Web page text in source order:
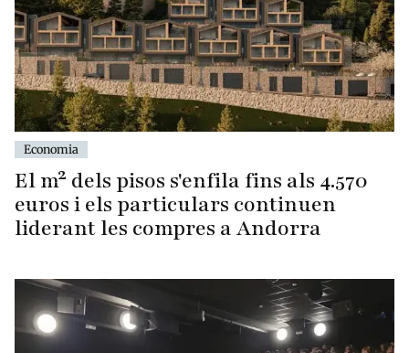
Economia
El m² dels pisos s'enfila fins als 4.570
euros i els particulars continuen
liderant les compres a Andorra